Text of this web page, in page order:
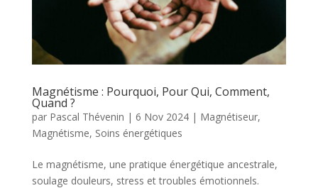
Magnétisme : Pourquoi, Pour Qui, Comment,
Quand ?
par Pascal Thévenin | 6 Nov 2024| Magnétiseur,
Magnétisme, Soins énergétiques
Le magnétisme, une pratique énergétique ancestrale,
soulage douleurs, stress et troubles émotionnels.